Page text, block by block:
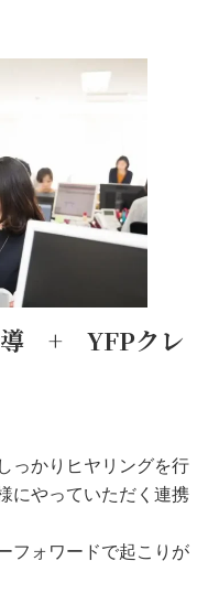
導 + YFPクレ
っかりヒヤリングを行
にやっていただく連携
フォワードで起こりが